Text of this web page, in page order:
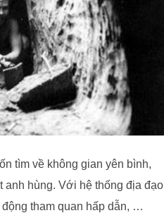
tìm về không gian yên bình,
anh hùng. Với hệ thống địa đạo
tham quan hấp dẫn, …